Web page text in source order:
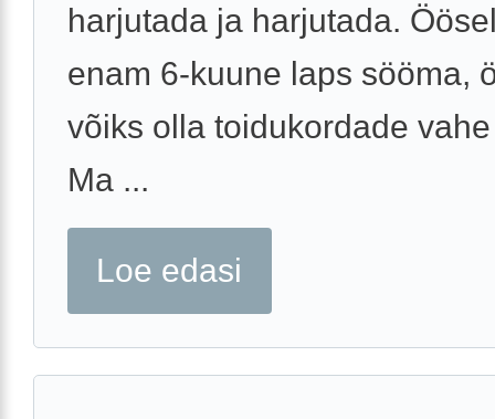
harjutada ja harjutada.
enam 6-kuune laps sööma,
võiks olla toidukordade
Ma ...
Loe edasi